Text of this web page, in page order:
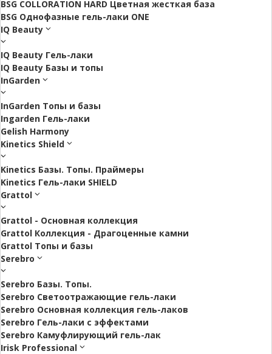
BSG COLLORATION HARD Цветная жесткая база
BSG Однофазные гель-лаки ONE
IQ Beauty
IQ Beauty Гель-лаки
IQ Beauty Базы и топы
InGarden
InGarden Топы и базы
Ingarden Гель-лаки
Gelish Harmony
Kinetics Shield
Kinetics Базы. Топы. Праймеры
Kinetics Гель-лаки SHIELD
Grattol
Grattol - Oснoвнaя коллекция
Grattol Коллекция - Драгоценные камни
Grattol Топы и базы
Serebro
Serebro Базы. Топы.
Serebro Светоотражающие гель-лаки
Serebro Основная коллекция гель-лаков
Serebro Гель-лаки с эффектами
Serebro Камуфлирующий гель-лак
Irisk Professional